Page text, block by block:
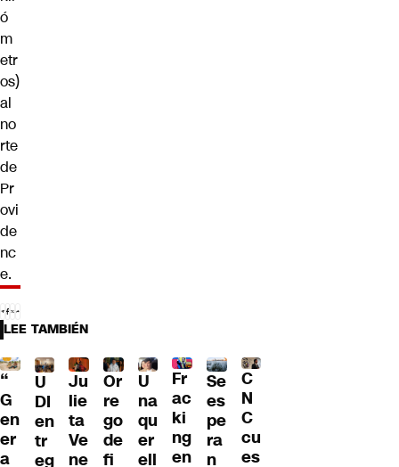
ó
m
etr
os)
al
no
rte
de
Pr
ovi
de
nc
e.
LEE TAMBIÉN
“
G
en
er
a
U
DI
en
tr
eg
Ju
lie
ta
Ve
ne
Or
re
go
de
fi
U
na
qu
er
ell
Fr
ac
ki
ng
en
Se
es
pe
ra
n
C
N
C
cu
es